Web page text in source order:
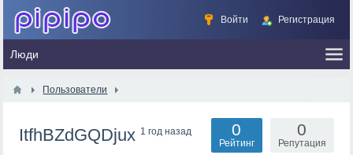
Войти Регистрация
Пользователи
ItfhBZdGQDjux 1 год назад 0
Репутация
0
Рейтинг